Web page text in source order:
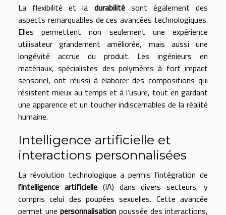
La flexibilité et la durabilitésont également des
aspects remarquables de ces avancées technologiques.
Elles permettent non seulement une expérience
utilisateur grandement améliorée, mais aussi une
longévité accrue du produit. Les ingénieurs en
matériaux, spécialistes des polymères à fort impact
sensoriel, ont réussi à élaborer des compositions qui
résistent mieux au temps et à l’usure, tout en gardant
une apparence et un toucher indiscernables de la réalité
humaine.
Intelligence artificielle et
interactions personnalisées
La révolution technologique a permis l'intégration de
l'intelligence artificielle(IA) dans divers secteurs, y
compris celui des poupées sexuelles. Cette avancée
permet unepersonnalisation poussée des interactions,